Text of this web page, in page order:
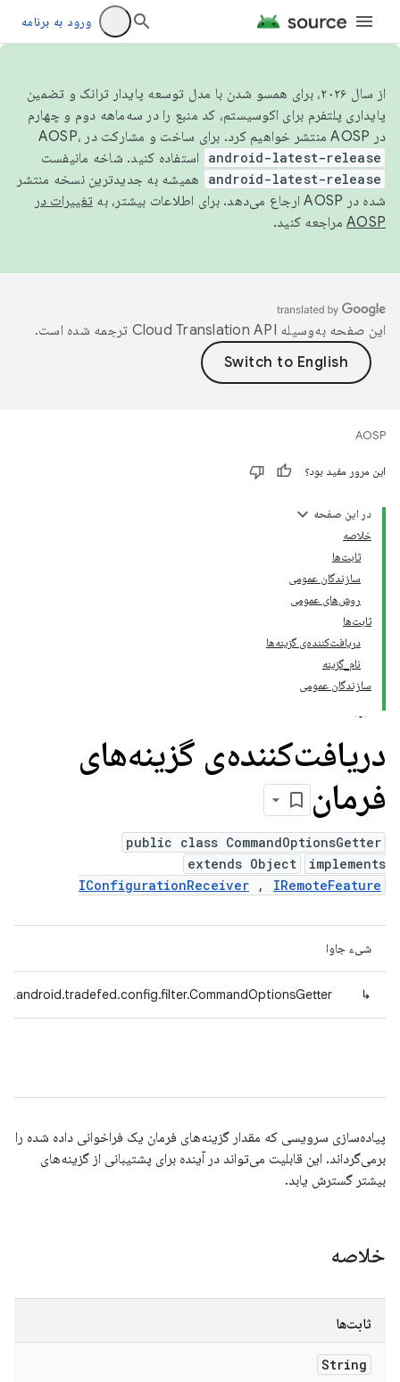
ورود به برنامه
از سال ۲۰۲۶، برای همسو شدن با مدل توسعه پایدار ترانک و تضمین
پایداری پلتفرم برای اکوسیستم، کد منبع را در سه‌ماهه دوم و چهارم
در AOSP منتشر خواهیم کرد. برای ساخت و مشارکت در AOSP،
android-latest-release استفاده کنید. شاخه مانیفست
android-latest-release
همیشه به جدیدترین نسخه منتشر
شده در AOSP ارجاع می‌دهد. برای اطلاعات بیشتر، به
تغییرات در
AOSP مراجعه کنید.
این صفحه به‌وسیله ترجمه شده است.
AOSP
این مرور مفید بود؟
در این صفحه
خلاصه
ثابت‌ها
سازندگان عمومی
روش‌های عمومی
ثابت‌ها
دریافت‌کننده‌ی گزینه‌ها
نام_گزینه
سازندگان عمومی
دریافت‌کننده‌ی گزینه‌های
فرمان
public class CommandOptionsGetter
extends Object
implements
IConfigurationReceiver , IRemoteFeature
شیء جاوا
↳
پیاده‌سازی سرویسی که مقدار گزینه‌های فرمان یک فراخوانی داده شده را
برمی‌گرداند. این قابلیت می‌تواند در آینده برای پشتیبانی از گزینه‌های
بیشتر گسترش یابد.
خلاصه
ثابت‌ها
String